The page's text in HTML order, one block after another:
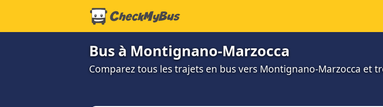
Bus à Montignano-Marzocca
Comparez tous les trajets en bus vers Montignano-Marzocca et